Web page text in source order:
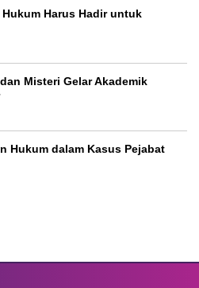
Harus Hadir untuk
Misteri Gelar Akademik
Hukum dalam Kasus Pejabat